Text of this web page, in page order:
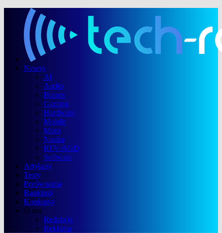
Newsy
AI
Audio
Biznes
Gaming
Hardware
Mobile
Moto
Nauka
RTV/AGD
Software
Artykuły
Testy
Porównania
Rankingi
Konkursy
O nas
Redakcja
Reklama